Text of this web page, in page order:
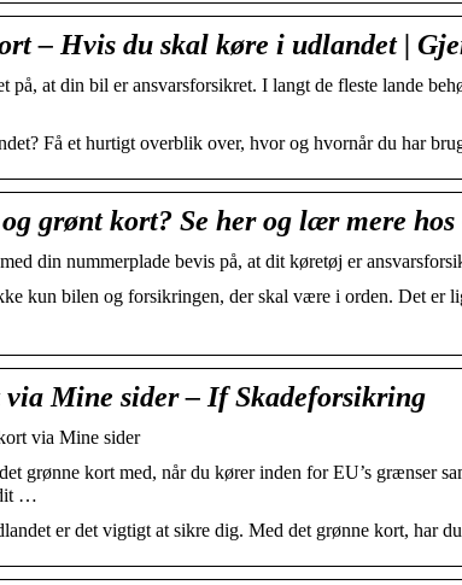
– Hvis du skal køre i udlandet |
på, at din bil er ansvarsforsikret. I langt de fleste lande
Få et hurtigt overblik over, hvor og hvornår du har
grønt kort? Se her og lær mere hos
din nummerplade bevis på, at dit køretøj er
kun bilen og forsikringen, der skal være i orden. Det er
Mine sider – If Skadeforsikring
via Mine sider
grønne kort med, når du kører inden for EU’s grænser
…
er det vigtigt at sikre dig. Med det grønne kort, har